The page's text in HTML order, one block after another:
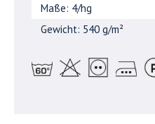
Maße: 4/hg
Gewicht: 540 g/m²